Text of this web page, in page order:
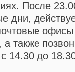
После
дни,
также
14.30 до